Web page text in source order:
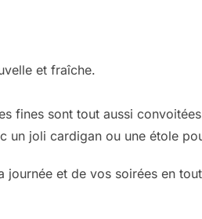
et fraîche.
fines sont tout aussi
joli cardigan ou une étole
journée et de vos soirées en